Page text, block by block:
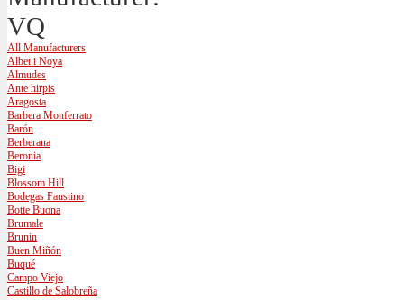
VQ
All Manufacturers
Albet i Noya
Almudes
Ante hirpis
Aragosta
Barbera Monferrato
Barón
Berberana
Beronia
Bigi
Blossom Hill
Bodegas Faustino
Botte Buona
Brumale
Brunin
Buen Miñón
Buqué
Campo Viejo
Castillo de Salobreña